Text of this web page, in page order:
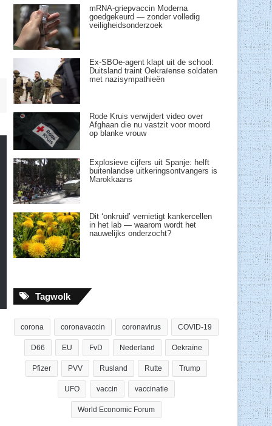
mRNA-griepvaccin Moderna
goedgekeurd — zonder volledig
veiligheidsonderzoek
Ex-SBOe-agent klapt uit de school:
Duitsland traint Oekraïense soldaten
met nazisympathieën
Rode Kruis verwijdert video over
Afghaan die nu vastzit voor moord
op blanke vrouw
Explosieve cijfers uit Spanje: helft
buitenlandse uitkeringsontvangers is
Marokkaans
Dit ‘onkruid’ vernietigt kankercellen
in het lab — waarom wordt het
nauwelijks onderzocht?
Tagwolk
corona coronavaccin coronavirus COVID-19
D66 EU FvD Nederland Oekraïne
Pfizer PVV Rusland Rutte Trump
UFO vaccin vaccinatie
World Economic Forum